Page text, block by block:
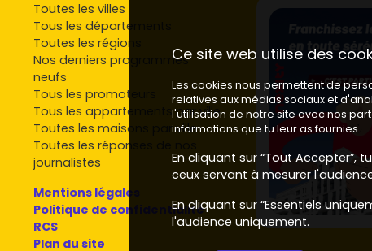
Toutes les villes
Tous les départements
Toutes les régions
Nos derniers programmes
neufs
Tous les promoteurs
Tous les appartements par ville
Toutes les maisons par ville
Toutes les réponses de nos
journalistes
Mentions légales
Politique de confidentialité
RCS
Plan du site
Ce site web utilise des
Les cookies nous permettent de
relatives aux médias sociaux et
l'utilisation de notre site avec nos
informations que tu leur as fournies.
En cliquant sur “Tout Accepter”,
ceux servant à mesurer
En cliquant sur “Essentiels
l'audience uniquement.